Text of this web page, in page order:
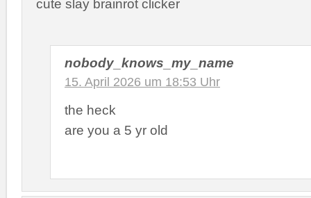
cute slay brainrot clicker
nobody_knows_my_name
15. April 2026 um 18:53 Uhr
the heck
are you a 5 yr old